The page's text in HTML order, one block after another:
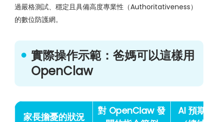
過嚴格測試、穩定且具備高度專業性（Authoritativeness）
的數位防護網。
實際操作示範：爸媽可以這樣用
OpenClaw
家長擔憂的狀況
對 OpenClaw 發
AI 預期回